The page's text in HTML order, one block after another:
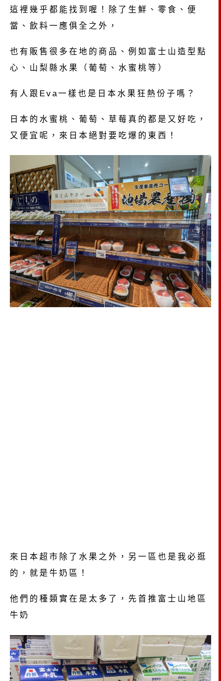
這裡幾乎都能找到喔！除了生鮮、零食、便
當、飲料一應俱全之外，
也有販售很多在地的商品、例如富士山造型點
心、山梨縣水果（葡萄、水蜜桃等）
有人跟Eva一樣也是日本水果狂熱份子嗎？
日本的水蜜桃、葡萄、草莓真的都是又好吃，
又便宜呢，來日本絕對要吃爆的東西！
來日本超市除了水果之外，另一區也是我必逛
的，就是牛奶區！
他們的種類實在是太多了，先首推富士山地區
牛奶